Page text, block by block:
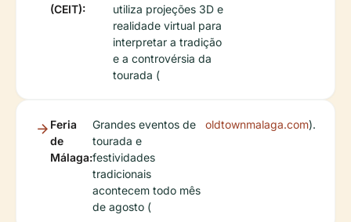
(CEIT):
utiliza projeções 3D e
realidade virtual para
interpretar a tradição
e a controvérsia da
tourada (
Feria
de
Málaga:
Grandes eventos de
tourada e
festividades
tradicionais
acontecem todo mês
de agosto (
oldtownmalaga.com).